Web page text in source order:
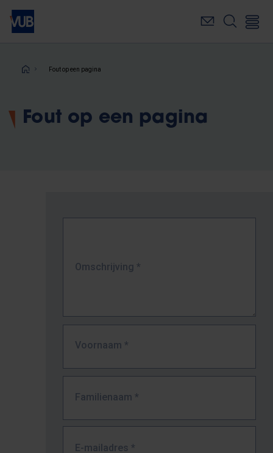
Overslaan
naar
inhoudKruimelpad
Fout op een pagina
Fout op een pagina
Omschrijving *
Voornaam *
Familienaam *
E-mailadres *